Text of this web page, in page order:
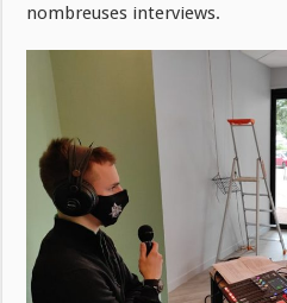
nombreuses interviews.